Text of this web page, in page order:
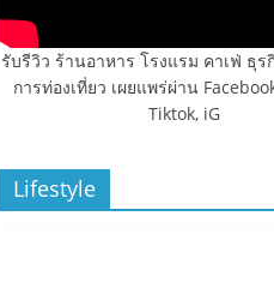
รับรีวิว ร้านอาหาร โรงแรม คาเฟ่ ธุ
การท่องเที่ยว เผยแพร่ผ่าน
Tiktok, iG
Lifestyle